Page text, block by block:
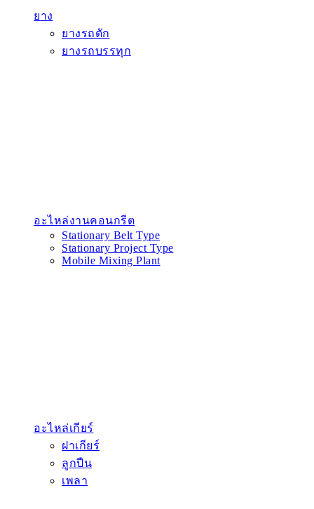
ยาง
ยางรถตัก
ยางรถบรรทุก
อะไหล่งานคอนกรีต
Stationary Belt Type
Stationary Project Type
Mobile Mixing Plant
อะไหล่เกียร์
ฝาเกียร์
ลูกปืน
เพลา